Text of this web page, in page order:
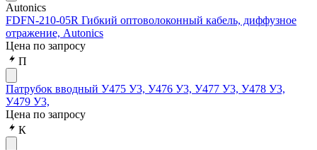
Autonics
FDFN-210-05R Гибкий оптоволоконный кабель, диффузное
отражение, Autonics
Цена по запросу
П
Патрубок вводный У475 У3, У476 У3, У477 У3, У478 У3,
У479 У3,
Цена по запросу
К